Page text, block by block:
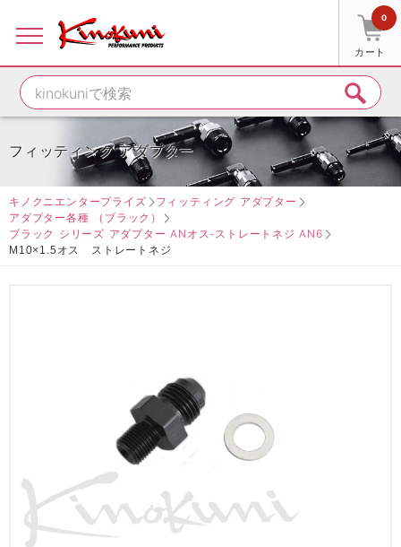
カート
0
フィッティング アダプター
キノクニエンタープライズ
フィッティング アダプター
アダプター各種 （ブラック）
ブラック シリーズ アダプター ANオス-ストレートネジ AN6
M10×1.5オス ストレートネジ